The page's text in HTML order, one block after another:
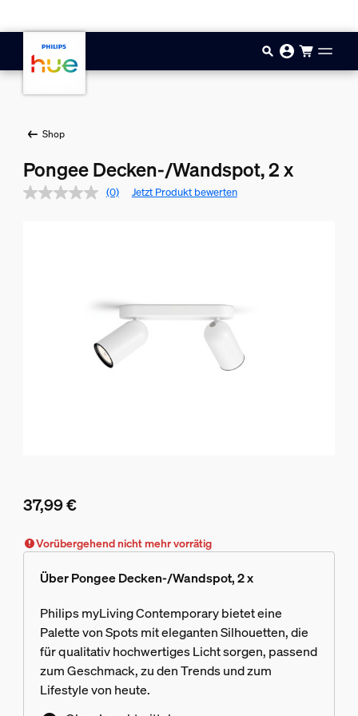
Shop
Pongee Decken-/Wandspot, 2 x
(0) Jetzt Produkt bewerten
37,99 €
Vorübergehend nicht mehr vorrätig
Über Pongee Decken-/Wandspot, 2 x
Philips myLiving Contemporary bietet eine
Palette von Spots mit eleganten Silhouetten, die
für qualitativ hochwertiges Licht sorgen, passend
zum Geschmack, zu den Trends und zum
Lifestyle von heute.